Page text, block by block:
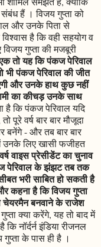
हैं । विजय गुप्ता को
और उनके पिता से
है कि वही सहयोग व
गुप्ता की मजबूरी
तो यह कि पंकज पेरिवाल
भी पंकज पेरिवाल की जीत
और उनके हाथ कुछ नहीं
का कीचड़ उनके साथ
है कि पंकज पेरिवाल यदि
वर्ष बार बार मौजूदा
- और तब बार बार
उनके लिए खासी फजीहत
वाइस प्रेसीडेंट का चुनाव
पेरिवाल के झंझट तब तक
भरी साबित हो सकती है
कहना है कि विजय गुप्ता
चेयरमैन बनवाने के राजेश
क्या करेंगे, यह तो बाद में
नॉर्दर्न इंडिया रीजनल
के पास ही है ।